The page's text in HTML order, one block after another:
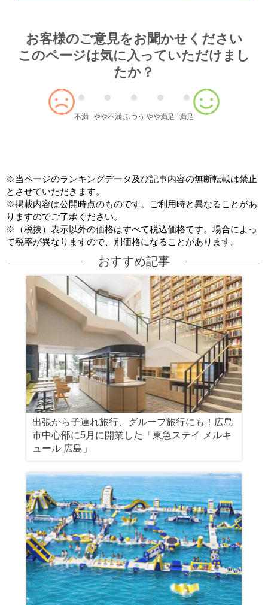
Article survey
お客様のご意見をお聞かせください
このページは気に入っていただけまし
たか？
不満 やや不満ふつう やや満足 満足
※当ページのランキングデータ及び記事内容の無断転載は禁止
とさせていただきます。
※掲載内容は公開時点のものです。ご利用時と異なることがあ
りますのでご了承ください。
※（税抜）表示以外の価格はすべて税込価格です。場合によっ
て税率が異なりますので、別価格になることがあります。
おすすめ記事
出張から子連れ旅行、グループ旅行にも！広島
市中心部に5月に開業した「東急ステイ メルキ
ュール 広島」